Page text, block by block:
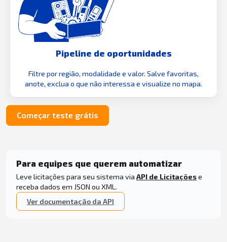
Pipeline de oportunidades
Filtre por região, modalidade e valor. Salve favoritas,
anote, exclua o que não interessa e visualize no mapa.
Começar teste grátis
Para equipes que querem automatizar
Leve licitações para seu sistema via API de Licitaçõese
receba dados em JSON ou XML.
Ver documentação da API